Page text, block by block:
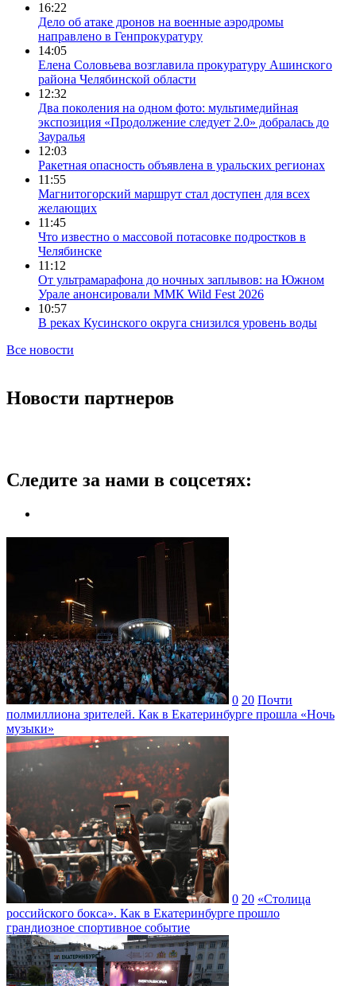
16:22
Дело об атаке дронов на военные аэродромы
направлено в Генпрокуратуру
14:05
Елена Соловьева возглавила прокуратуру Ашинского
района Челябинской области
12:32
Два поколения на одном фото: мультимедийная
экспозиция «Продолжение следует 2.0» добралась до
Зауралья
12:03
Ракетная опасность объявлена в уральских регионах
11:55
Магнитогорский маршрут стал доступен для всех
желающих
11:45
Что известно о массовой потасовке подростков в
Челябинске
11:12
От ультрамарафона до ночных заплывов: на Южном
Урале анонсировали ММК Wild Fest 2026
10:57
В реках Кусинского округа снизился уровень воды
Все новости
Новости партнеров
Следите за нами в соцсетях:
0 20 Почти
полмиллиона зрителей. Как в Екатеринбурге прошла «Ночь
музыки»
0 20 «Столица
российского бокса». Как в Екатеринбурге прошло
грандиозное спортивное событие